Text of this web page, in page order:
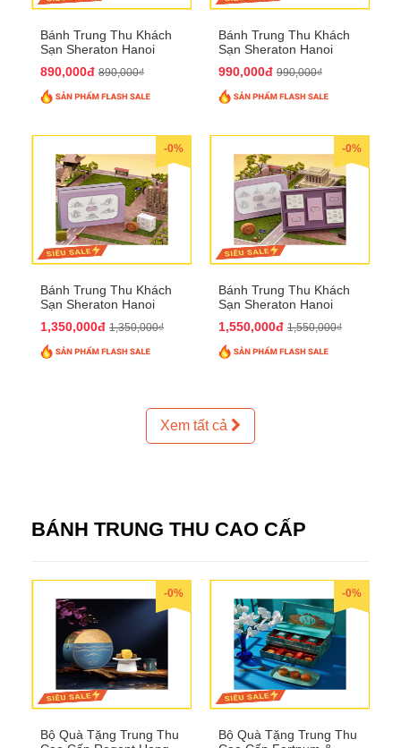
Bánh Trung Thu Khách
Sạn Sheraton Hanoi
890,000đ 890,000₫
Bánh Trung Thu Khách
Sạn Sheraton Hanoi
990,000đ 990,000₫
-0%
Bánh Trung Thu Khách
Sạn Sheraton Hanoi
1,350,000đ 1,350,000₫
-0%
Bánh Trung Thu Khách
Sạn Sheraton Hanoi
1,550,000đ 1,550,000₫
Xem tất cả
BÁNH TRUNG THU CAO CẤP
-0%
Bộ Quà Tặng Trung Thu
-0%
Bộ Quà Tặng Trung Thu